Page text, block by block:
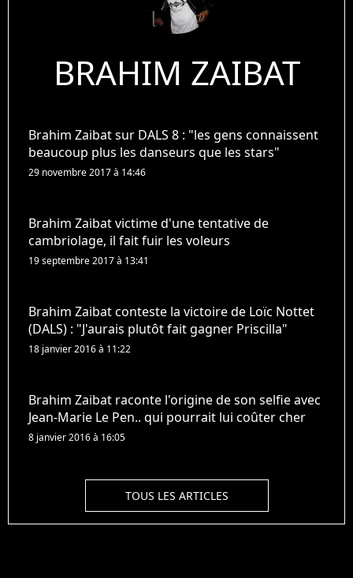
BRAHIM ZAIBAT
Brahim Zaibat sur DALS 8 : "les gens connaissent
beaucoup plus les danseurs que les stars"
29 novembre 2017 à 14:46
Brahim Zaibat victime d'une tentative de
cambriolage, il fait fuir les voleurs
19 septembre 2017 à 13:41
Brahim Zaibat conteste la victoire de Loïc Nottet
(DALS) : "J'aurais plutôt fait gagner Priscilla"
18 janvier 2016 à 11:22
Brahim Zaibat raconte l'origine de son selfie avec
Jean-Marie Le Pen.. qui pourrait lui coûter cher
8 janvier 2016 à 16:05
TOUS LES ARTICLES